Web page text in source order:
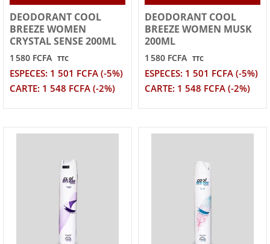
DEODORANT COOL
BREEZE WOMEN
CRYSTAL SENSE 200ML
1 580 FCFA TTC
ESPECES: 1 501 FCFA (-5%)
CARTE: 1 548 FCFA (-2%)
DEODORANT COOL
BREEZE WOMEN MUSK
200ML
1 580 FCFA TTC
ESPECES: 1 501 FCFA (-5%)
CARTE: 1 548 FCFA (-2%)